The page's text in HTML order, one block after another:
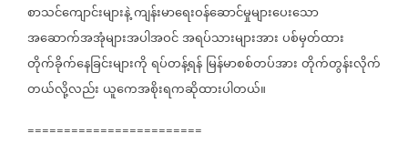
စာသင်ကျောင်းများနဲ့ကျန်းမာရေးဝန်ဆောင်မှုများပေးသော
အဆောက်အအုံများအပါအဝင်အရပ်သားများအားပစ်မှတ်ထား
တိုက်ခိုက်နေခြင်းများကိုရပ်တန့်ရန်မြန်မာစစ်တပ်အားတိုက်တွန်းလိုက်
တယ်လို့လည်းယူကေအစိုးရကဆိုထားပါတယ်။
========================